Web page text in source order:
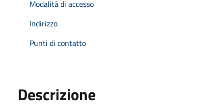
Modalità di accesso
Indirizzo
Punti di contatto
Descrizione